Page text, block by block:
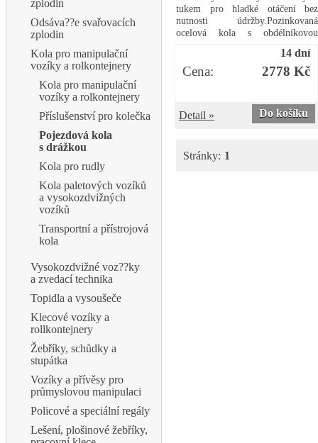
tukem pro hladké otáčení bez
nutnosti údržby.Pozinkovaná
ocelová kola s obdélníkovou
14 dní
2778 Kč
Cena:
Do košíku
Detail »
Stránky: 1
zplodin
Odsáva??e svařovacích
zplodin
Kola pro manipulační
vozíky a rolkontejnery
Kola pro manipulační
vozíky a rolkontejnery
Příslušenství pro kolečka
Pojezdová kola
s drážkou
Kola pro rudly
Kola paletových vozíků
a vysokozdvižných
vozíků
Transportní a přístrojová
kola
Vysokozdvižné voz??ky
a zvedací technika
Topidla a vysoušeče
Klecové vozíky a
rollkontejnery
Žebříky, schůdky a
stupátka
Vozíky a přívěsy pro
průmyslovou manipulaci
Policové a speciální regály
Lešení, plošinové žebříky,